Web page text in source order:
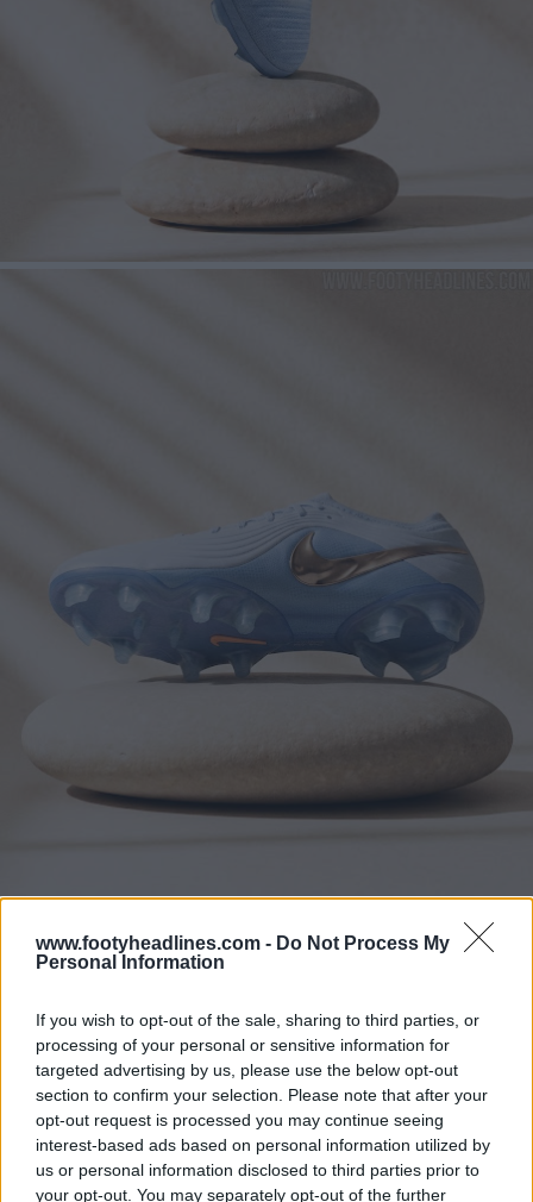
www.footyheadlines.com - Do Not Process My
Personal Information
If you wish to opt-out of the sale, sharing to third parties, or
processing of your personal or sensitive information for
targeted advertising by us, please use the below opt-out
section to confirm your selection. Please note that after your
opt-out request is processed you may continue seeing
interest-based ads based on personal information utilized by
us or personal information disclosed to third parties prior to
your opt-out. You may separately opt-out of the further